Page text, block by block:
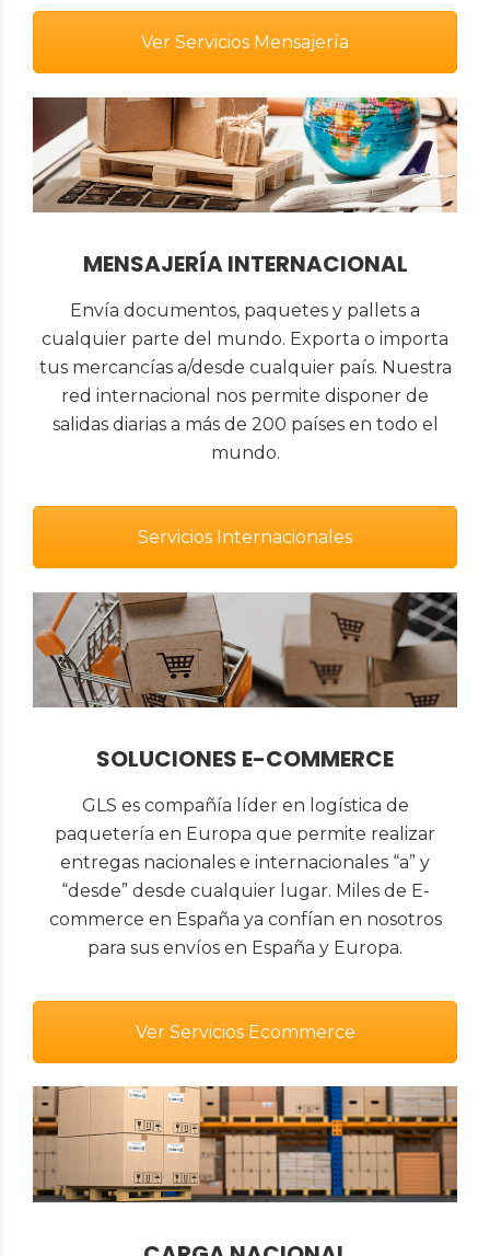
Ver Servicios Mensajería
MENSAJERÍA INTERNACIONAL
Envía documentos, paquetes y pallets a
cualquier parte del mundo. Exporta o importa
tus mercancías a/desde cualquier país. Nuestra
red internacional nos permite disponer de
salidas diarias a más de 200 países en todo el
mundo.
Servicios Internacionales
SOLUCIONES E-COMMERCE
GLS es compañía líder en logística de
paquetería en Europa que permite realizar
entregas nacionales e internacionales “a” y
“desde” desde cualquier lugar. Miles de E-
commerce en España ya confían en nosotros
para sus envíos en España y Europa.
Ver Servicios Ecommerce